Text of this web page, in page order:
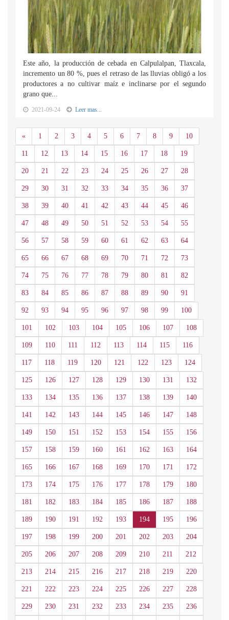
Este año, la producción de cebada en Calpulalpan, Tlaxcala,
incremento un 80 %, pues el retraso de las lluvias obligó a los
productores a no cultivar maíz e inclinarse por el segundo
grano que...
2021-09-24 Leer mas...
«Anterior
1 2 3 4 5 6 7 8 9 10
11 12 13 14 15 16 17 18 19
20 21 22 23 24 25 26 27 28
29 30 31 32 33 34 35 36 37
38 39 40 41 42 43 44 45 46
47 48 49 50 51 52 53 54 55
56 57 58 59 60 61 62 63 64
65 66 67 68 69 70 71 72 73
74 75 76 77 78 79 80 81 82
83 84 85 86 87 88 89 90 91
92 93 94 95 96 97 98 99 100
101 102 103 104 105 106 107 108
109 110 111 112 113 114 115 116
117 118 119 120 121 122 123 124
125 126 127 128 129 130 131 132
133 134 135 136 137 138 139 140
141 142 143 144 145 146 147 148
149 150 151 152 153 154 155 156
157 158 159 160 161 162 163 164
165 166 167 168 169 170 171 172
173 174 175 176 177 178 179 180
181 182 183 184 185 186 187 188
189 190 191 192 193 194 195 196
197 198 199 200 201 202 203 204
205 206 207 208 209 210 211 212
213 214 215 216 217 218 219 220
221 222 223 224 225 226 227 228
229 230 231 232 233 234 235 236